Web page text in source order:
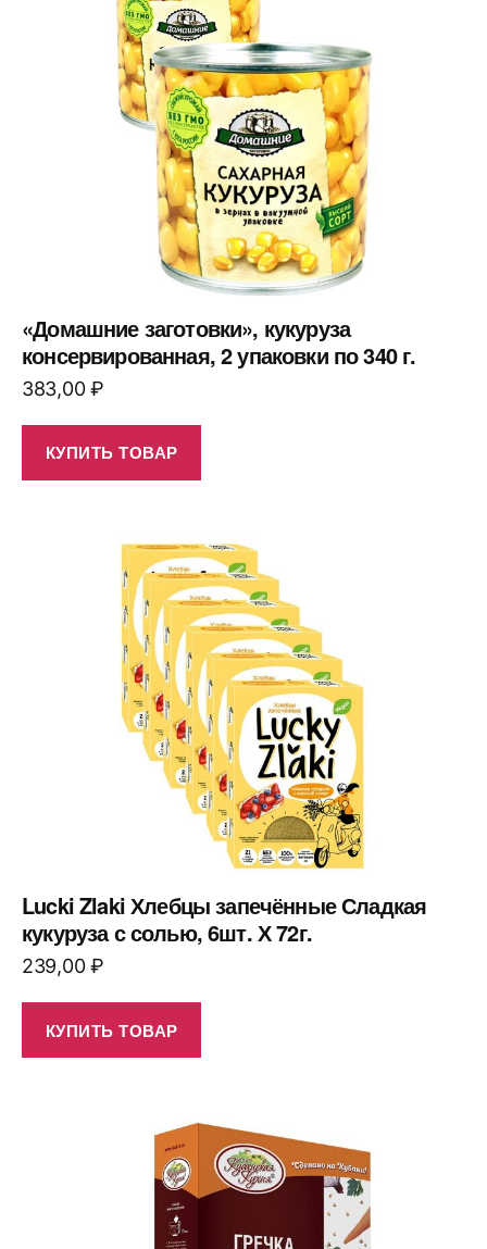
«Домашние заготовки», кукуруза
консервированная, 2 упаковки по 340 г.
383,00₽
КУПИТЬ ТОВАР
Lucki Zlaki Хлебцы запечённые Сладкая
кукуруза с солью, 6шт. Х 72г.
239,00₽
КУПИТЬ ТОВАР